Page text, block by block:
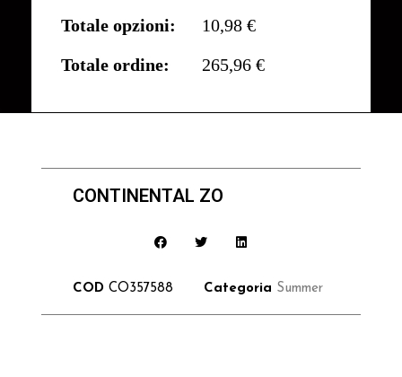
Totale opzioni:
10,98 €
Totale ordine:
265,96 €
CONTINENTAL ZO
COD CO357588 Categoria Summer